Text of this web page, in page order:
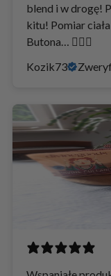
blend i w drogę!
kitu! Pomiar
Butona… 👌🏻😜
Kozik73